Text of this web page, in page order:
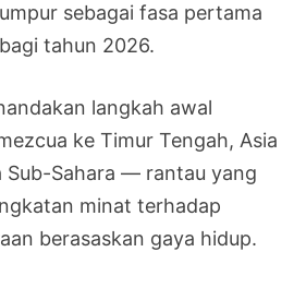
sebagai fasa pertama
tahun 2026.
langkah awal
ke Timur Tengah, Asia
Sub-Sahara — rantau yang
minat terhadap
berasaskan gaya hidup.